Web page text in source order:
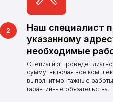
Наш специалист
указанному
необходимые
Специалист проведёт
сумму, включая все
выполнит монтажные
гарантийные обязательства.
Нужна
или